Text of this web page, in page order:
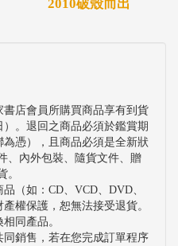
2010破殼而出
店會員所購買商品享有到貨
。退回之商品必須於鑑賞期
憑），且商品必須是全新狀
、內外包裝、隨貨文件、贈
。
（如：CD、VCD、DVD、
權保護，恕無法接受退貨。
同產品。
同銷售，若在您完成訂單程序